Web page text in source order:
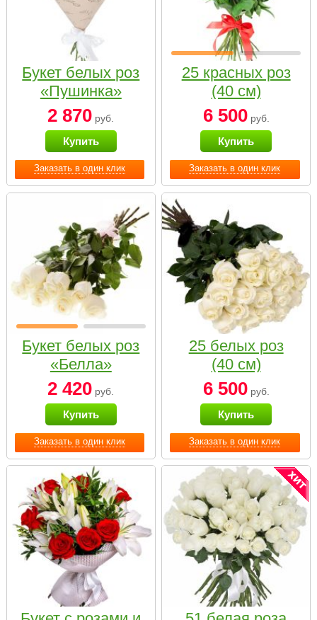
Заказать в один клик
Букет белых роз
«Пушинка»
2 870 руб.
Купить
Заказать в один клик
25 красных роз
(40 см)
6 500руб.
Купить
Заказать в один клик
Букет белых роз
«Белла»
2 420 руб.
Купить
Заказать в один клик
25 белых роз
(40 см)
6 500руб.
Купить